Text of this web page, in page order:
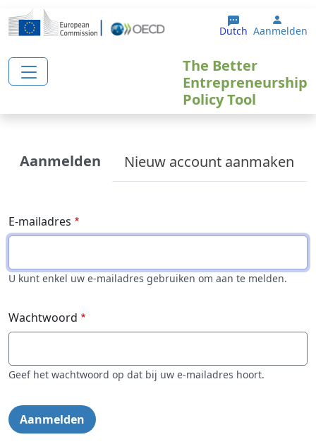
Overslaan en naar de inhoud gaan
Dutch User
Aanmelden
The Better
Entrepreneurship
Policy Tool
Primary tabs
Aanmelden Nieuw account aanmaken
E-mailadres
U kunt enkel uw e-mailadres gebruiken om aan te melden.
Wachtwoord
Geef het wachtwoord op dat bij uw e-mailadres hoort.